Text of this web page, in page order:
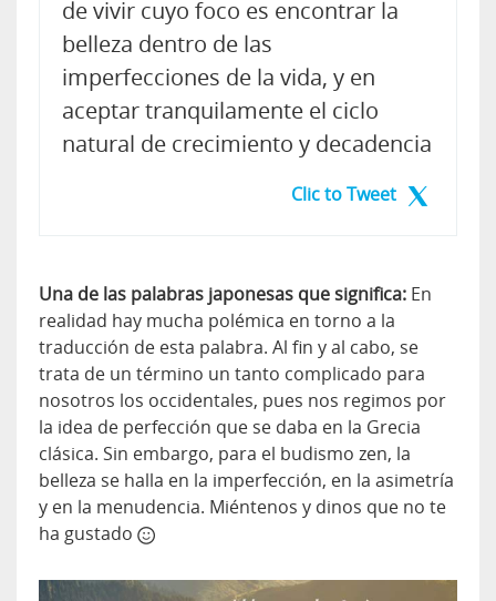
de vivir cuyo foco es encontrar la
belleza dentro de las
imperfecciones de la vida, y en
aceptar tranquilamente el ciclo
natural de crecimiento y decadencia
Clic to Tweet
Una de las palabras japonesas que significa: En
realidad hay mucha polémica en torno a la
traducción de esta palabra. Al fin y al cabo, se
trata de un término un tanto complicado para
nosotros los occidentales, pues nos regimos por
la idea de perfección que se daba en la Grecia
clásica. Sin embargo, para el budismo zen, la
belleza se halla en la imperfección, en la asimetría
y en la menudencia. Miéntenos y dinos que no te
ha gustado